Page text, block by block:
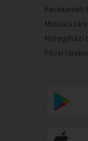
Kecskeméti
Miskolci
Nyíregyházi
Pécsi